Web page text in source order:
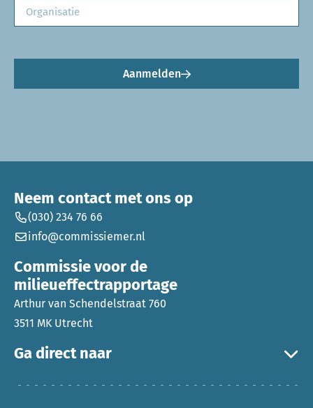
Aanmelden
Ga direct naar
Neem contact met ons op
(030) 234 76 66
info@commissiemer.nl
Commissie voor de
milieueffectrapportage
Arthur van Schendelstraat 760
3511 MK Utrecht